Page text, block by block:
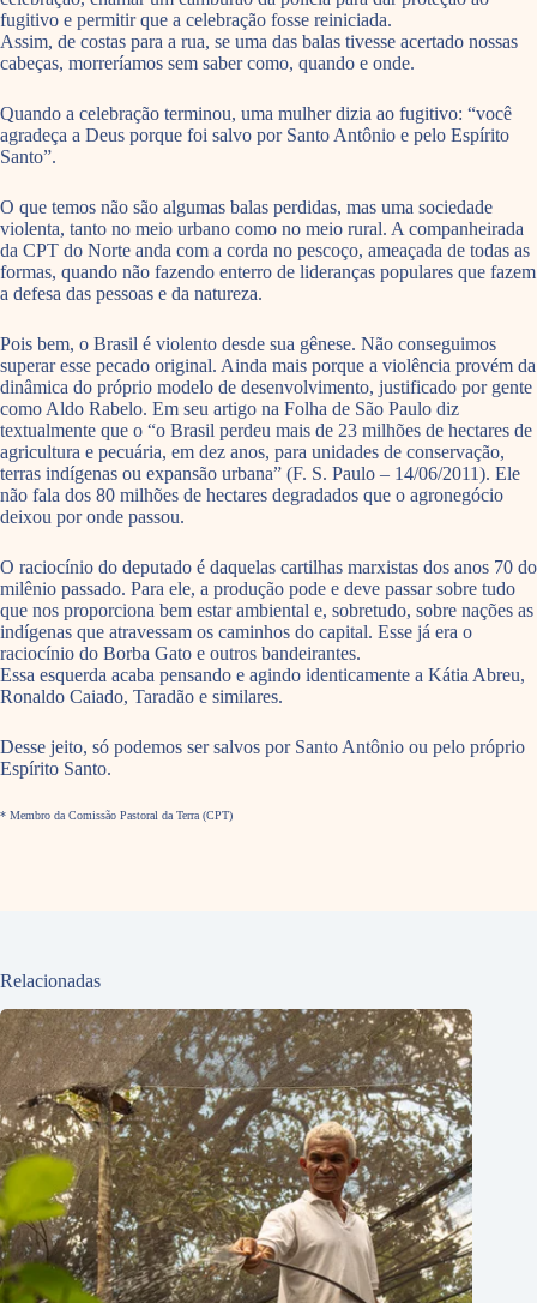
fugitivo e permitir que a celebração fosse reiniciada.
Assim, de costas para a rua, se uma das balas tivesse acertado nossas
cabeças, morreríamos sem saber como, quando e onde.
Quando a celebração terminou, uma mulher dizia ao fugitivo: “você
agradeça a Deus porque foi salvo por Santo Antônio e pelo Espírito
Santo”.
O que temos não são algumas balas perdidas, mas uma sociedade
violenta, tanto no meio urbano como no meio rural. A companheirada
da CPT do Norte anda com a corda no pescoço, ameaçada de todas as
formas, quando não fazendo enterro de lideranças populares que fazem
a defesa das pessoas e da natureza.
Pois bem, o Brasil é violento desde sua gênese. Não conseguimos
superar esse pecado original. Ainda mais porque a violência provém da
dinâmica do próprio modelo de desenvolvimento, justificado por gente
como Aldo Rabelo. Em seu artigo na Folha de São Paulo diz
textualmente que o “o Brasil perdeu mais de 23 milhões de hectares de
agricultura e pecuária, em dez anos, para unidades de conservação,
terras indígenas ou expansão urbana” (F. S. Paulo – 14/06/2011). Ele
não fala dos 80 milhões de hectares degradados que o agronegócio
deixou por onde passou.
O raciocínio do deputado é daquelas cartilhas marxistas dos anos 70 do
milênio passado. Para ele, a produção pode e deve passar sobre tudo
que nos proporciona bem estar ambiental e, sobretudo, sobre nações as
indígenas que atravessam os caminhos do capital. Esse já era o
raciocínio do Borba Gato e outros bandeirantes.
Essa esquerda acaba pensando e agindo identicamente a Kátia Abreu,
Ronaldo Caiado, Taradão e similares.
Desse jeito, só podemos ser salvos por Santo Antônio ou pelo próprio
Espírito Santo.
* Membro da Comissão Pastoral da Terra (CPT)
Relacionadas